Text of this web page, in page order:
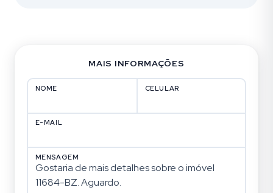
MAIS INFORMAÇÕES
NOME CELULAR
E-MAIL
MENSAGEM